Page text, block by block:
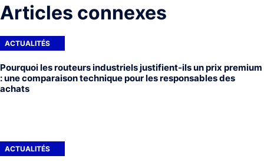
Articles connexes
ACTUALITÉS
Pourquoi les routeurs industriels justifient-ils un prix premium
: une comparaison technique pour les responsables des
achats
ACTUALITÉS